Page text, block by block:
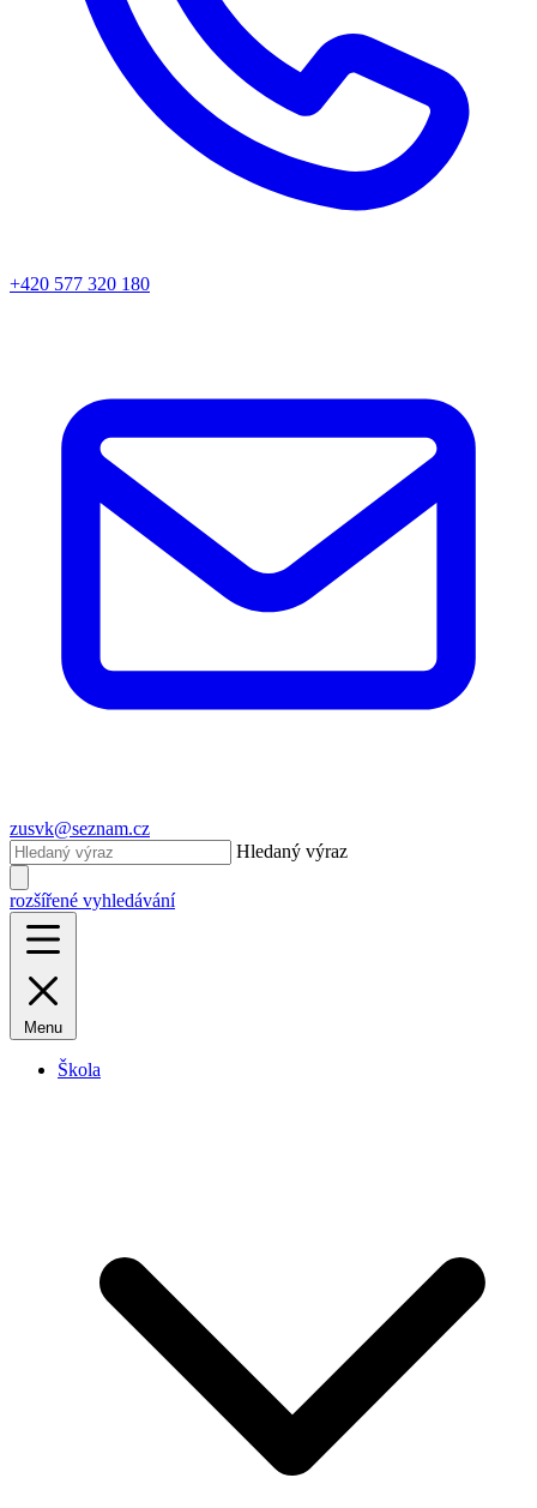
+420 577 320 180
zusvk@seznam.cz
Hledaný výraz
rozšířené vyhledávání
Menu
Škola